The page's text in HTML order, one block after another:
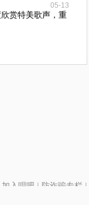
05-13
赏特美歌声，重
加入唱吧 | 防诈骗专栏 |